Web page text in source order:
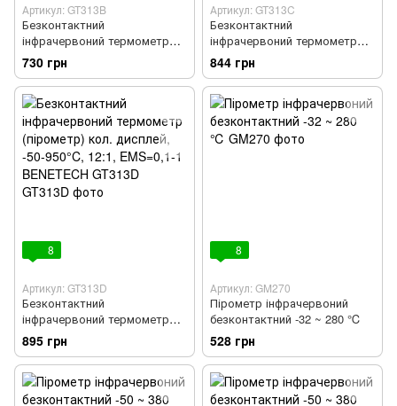
Артикул: GT313B
Безконтактний
інфрачервоний термометр
(пірометр) кол. дисплей, -50-
600°C, 12:1, EMS=0,1-1
BENETECH GT313B
730 грн
Артикул: GT313C
Безконтактний
інфрачервоний термометр
(пірометр) кол. дисплей, -50-
800°C, 12:1, EMS=0,1-1
BENETECH GT313C
844 грн
8
Артикул: GT313D
Безконтактний
інфрачервоний термометр
(пірометр) кол. дисплей, -50-
950°C, 12:1, EMS=0,1-1
BENETECH GT313D
895 грн
8
Артикул: GM270
Пірометр інфрачервоний
безконтактний -32 ~ 280 ℃
528 грн